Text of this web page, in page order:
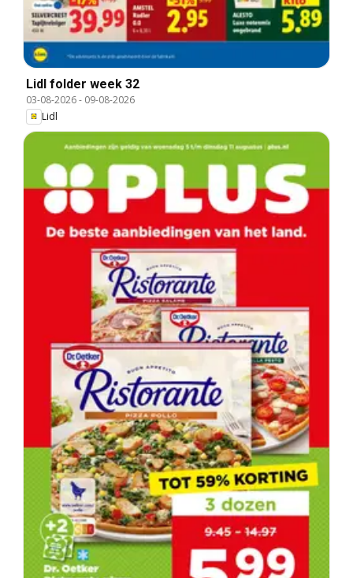
Lidl folder week 32
03-08-2026- 09-08-2026
Lidl